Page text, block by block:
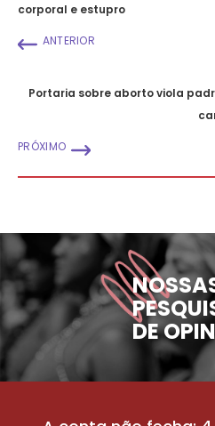
corporal e estupro
ANTERIOR
Portaria sobre aborto viola
PRÓXIMO
DE